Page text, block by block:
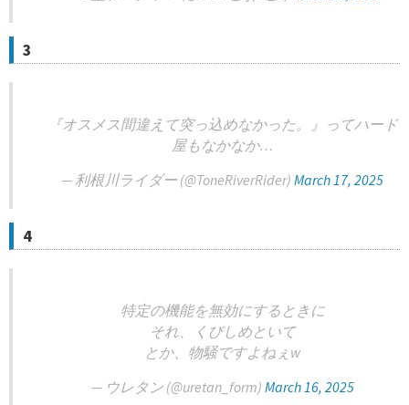
3
『オスメス間違えて突っ込めなかった。』ってハード
屋もなかなか…
— 利根川ライダー (@ToneRiverRider) March 17, 2025
4
特定の機能を無効にするときに
それ、くびしめといて
とか、物騒ですよねぇw
— ウレタン (@uretan_form) March 16, 2025